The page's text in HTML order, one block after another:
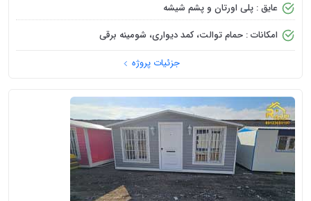
عایق : پلی اورتان و پشم شیشه
امکانات : حمام توالت، کمد دیواری، شومینه برقی
جزئیات پروژه